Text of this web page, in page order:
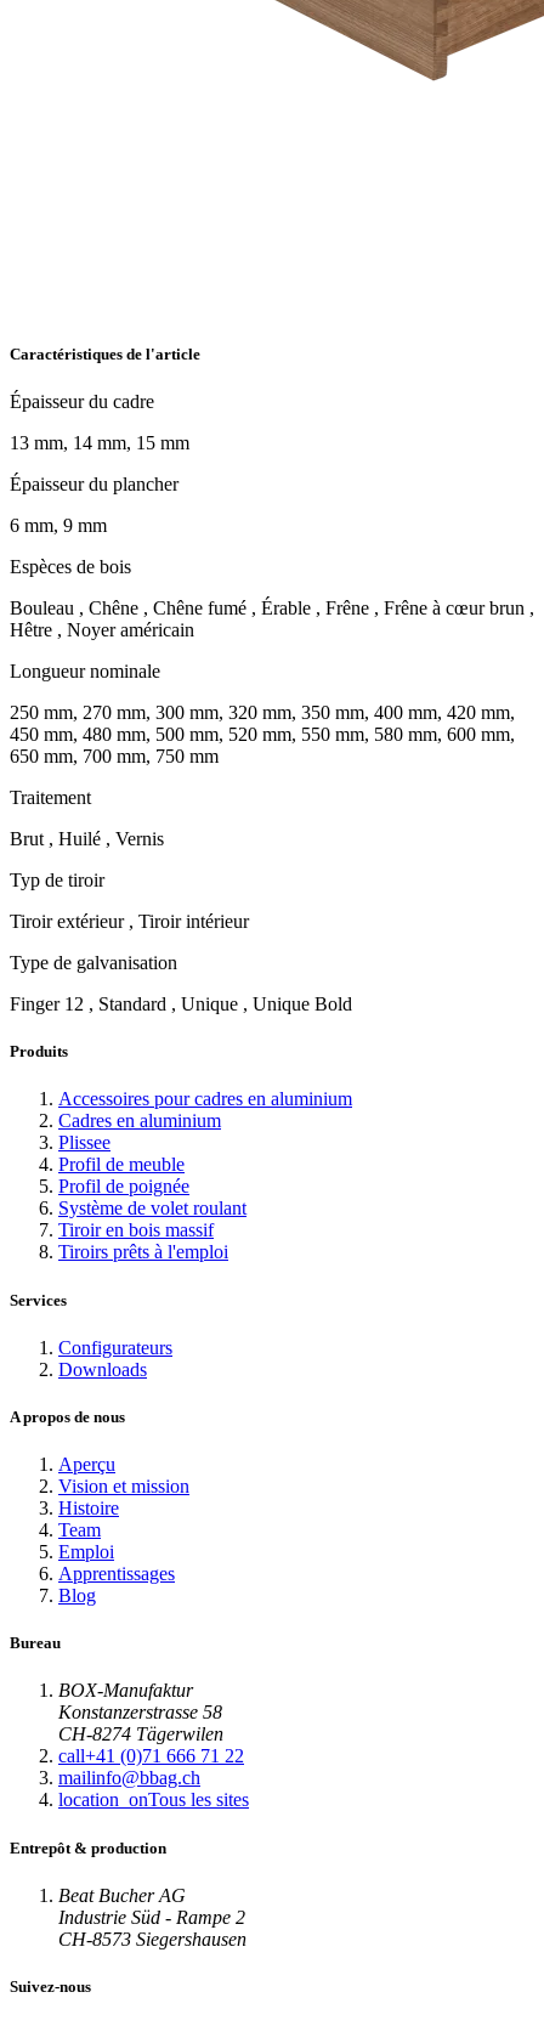
Caractéristiques de l'article
Épaisseur du cadre
13 mm, 14 mm, 15 mm
Épaisseur du plancher
6 mm, 9 mm
Espèces de bois
Bouleau , Chêne , Chêne fumé , Érable , Frêne , Frêne à cœur brun ,
Hêtre , Noyer américain
Longueur nominale
250 mm, 270 mm, 300 mm, 320 mm, 350 mm, 400 mm, 420 mm,
450 mm, 480 mm, 500 mm, 520 mm, 550 mm, 580 mm, 600 mm,
650 mm, 700 mm, 750 mm
Traitement
Brut , Huilé , Vernis
Typ de tiroir
Tiroir extérieur , Tiroir intérieur
Type de galvanisation
Finger 12 , Standard , Unique , Unique Bold
Produits
Accessoires pour cadres en aluminium
Cadres en aluminium
Plissee
Profil de meuble
Profil de poignée
Système de volet roulant
Tiroir en bois massif
Tiroirs prêts à l'emploi
Services
Configurateurs
Downloads
A propos de nous
Aperçu
Vision et mission
Histoire
Team
Emploi
Apprentissages
Blog
Bureau
BOX-Manufaktur
Konstanzerstrasse 58
CH-8274 Tägerwilen
call+41 (0)71 666 71 22
mailinfo@bbag.ch
location_onTous les sites
Entrepôt & production
Beat Bucher AG
Industrie Süd - Rampe 2
CH-8573 Siegershausen
Suivez-nous